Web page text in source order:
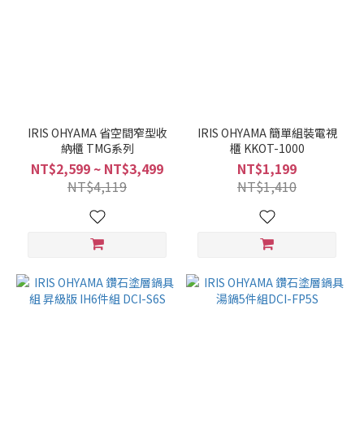
IRIS OHYAMA 省空間窄型收
納櫃 TMG系列
NT$2,599 ~ NT$3,499
NT$4,119
IRIS OHYAMA 簡單組裝電視
櫃 KKOT-1000
NT$1,199
NT$1,410